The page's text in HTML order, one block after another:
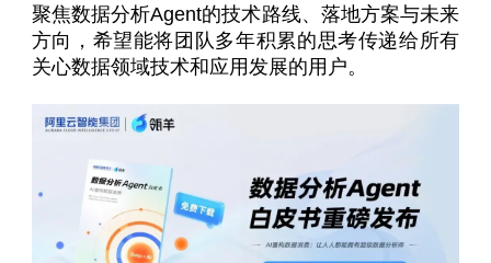
聚焦数据分析Agent的技术路线、落地方案与未来
方向，希望能将团队多年积累的思考传递给所有
关心数据领域技术和应用发展的用户。